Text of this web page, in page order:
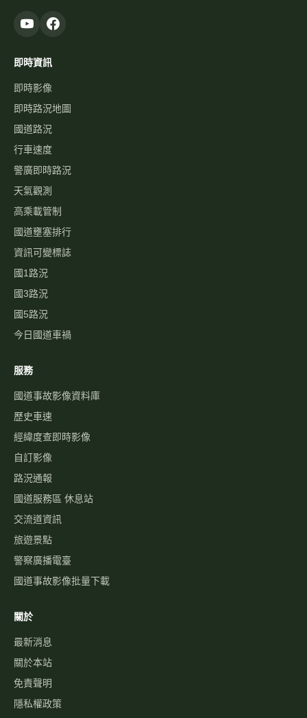
即時資訊
即時影像
即時路況地圖
國道路況
行車速度
警廣即時路況
天氣觀測
高乘載管制
國道壅塞排行
資訊可變標誌
國1路況
國3路況
國5路況
今日國道車禍
服務
國道事故影像資料庫
歷史車速
經緯度查即時影像
自訂影像
路況通報
國道服務區 休息站
交流道資訊
旅遊景點
警察廣播電臺
國道事故影像批量下載
關於
最新消息
關於本站
免責聲明
隱私權政策